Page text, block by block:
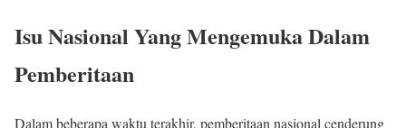
Isu Nasional Yang Mengemuka Dalam
Pemberitaan
Dalam beberapa waktu terakhir, pemberitaan nasional cenderung